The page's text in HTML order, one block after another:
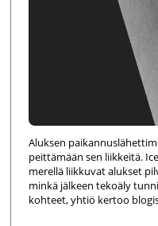
Aluksen
peittämään sen liikkeitä.
merellä liikkuvat alukset
minkä jälkeen tekoäly
kohteet, yhtiö kertoo